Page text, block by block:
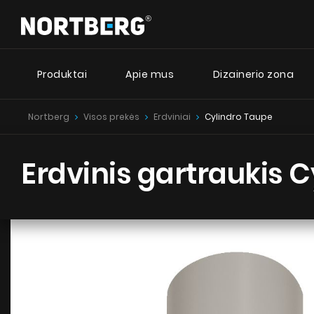
Produktai
Naujienos
Sieniniai gartraukiai
Įmontuojami gartraukiai
Lubiniai gartraukiai
Cilindro formos gartraukiai
Nortberg
Nortberg
Apie mus Dizainerio zona
Patarimai
Nortberg Visos prekės Erdviniai Cylindro Taupe
Erdvinis gartraukis